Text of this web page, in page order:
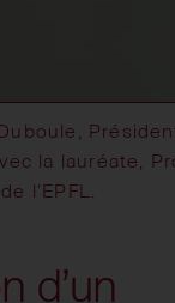
la lauréate,
l’EPFL.
d’un